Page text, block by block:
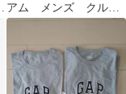
アム メンズ クルー
ネック 半袖 肌着2枚